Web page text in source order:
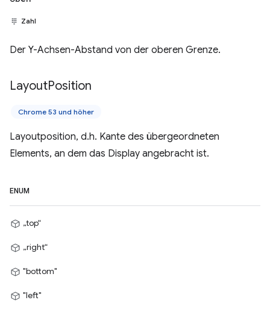
Zahl
Der Y-Achsen-Abstand von der oberen Grenze.
LayoutPosition
Chrome 53 und höher
Layoutposition, d.h. Kante des übergeordneten
Elements, an dem das Display angebracht ist.
ENUM
„top“
„right“
"bottom"
"left"